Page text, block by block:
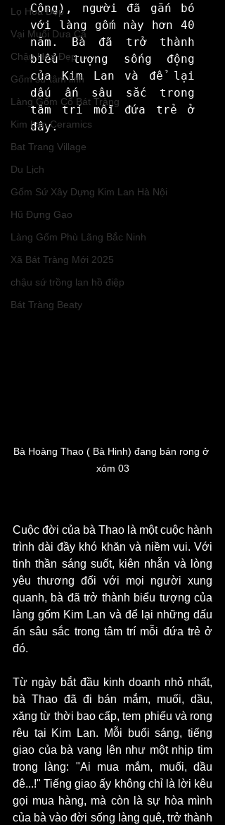
Lọ Hoa Đẹp
Vại Muối Dưa Cà
Chậu Hoa Đẹp
Gốm sứ tâm linh
Làng Gốm Cổ Bát Tràng
Kim Lan Ceramics
Bat Trang Village
Du Lịch
Gốm Sứ Xây Dựng Kim Lan Hà Nội
Hũ Đựng Gạo
Làng Gốm Phù Lãng Bắc Ninh
Xã Bát Tràng Mới 2025
chậu sứ trồng lan hồ điệp
Bát Tràng Beaty
Công), người đã gắn bó
với làng gốm này hơn 40
năm. Bà đã trở thành
biểu tượng sống động
của Kim Lan và để lại
dấu ấn sâu sắc trong
tâm trí mỗi đứa trẻ ở
đây.
Bà Hoàng Thao ( Bà Hinh) đang bán rong ở
xóm 03
Cuộc đời của bà Thao là một cuộc hành
trình dài đầy khó khăn và niềm vui. Với
tinh thần sáng suốt, kiên nhẫn và lòng
yêu thương đối với mọi người xung
quanh, bà đã trở thành biểu tượng của
làng gốm Kim Lan và để lại những dấu
ấn sâu sắc trong tâm trí mỗi đứa trẻ ở
đó.
Từ ngày bắt đầu kinh doanh nhỏ nhất,
bà Thao đã đi bán mắm, muối, dầu,
xăng từ thời bao cấp, tem phiếu và rong
rêu tại Kim Lan. Mỗi buổi sáng, tiếng
giao của bà vang lên như một nhịp tim
trong làng: "Ai mua mắm, muối, dầu
đê...!" Tiếng giao ấy không chỉ là lời kêu
gọi mua hàng, mà còn là sự hòa mình
của bà vào đời sống làng quê, trở thành